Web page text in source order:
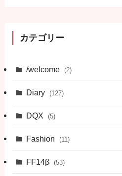
カテゴリー
/welcome (2)
Diary (127)
DQX (5)
Fashion (11)
FF14β (53)